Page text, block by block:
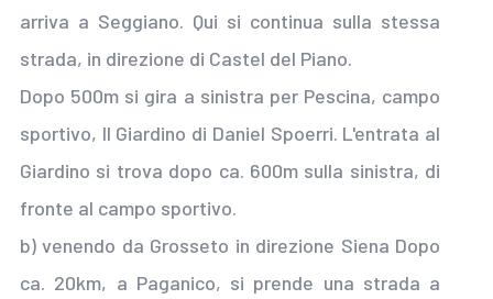
arriva a Seggiano. Qui si continua sulla stessa
strada, in direzione di Castel del Piano.
Dopo 500m si gira a sinistra per Pescina, campo
sportivo, Il Giardino di Daniel Spoerri. L'entrata al
Giardino si trova dopo ca. 600m sulla sinistra, di
fronte al campo sportivo.
b) venendo da Grosseto in direzione Siena Dopo
ca. 20km, a Paganico, si prende una strada a